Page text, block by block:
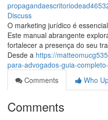
Discuss
O marketing jurídico é
Este manual abrangente
fortalecer a presença do seu
Desde a https://
para-advogados-guia-
Comments
Who
Comments